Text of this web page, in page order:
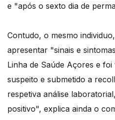
e "após o sexto dia de
Contudo, o mesmo
apresentar "sinais e
Linha de Saúde Açores e
suspeito e submetido a
respetiva análise
positivo", explica ainda o